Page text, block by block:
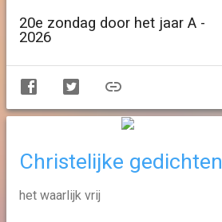
20e zondag door het jaar A -
2026
Christelijke gedichten
het waarlijk vrij